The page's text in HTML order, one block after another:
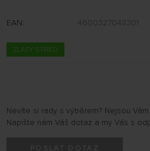
EAN: 4600327048301
ZLATÝ STŘED
Nevíte si rady s výběrem? Nejsou
Napište nám Váš dotaz a my Vás s